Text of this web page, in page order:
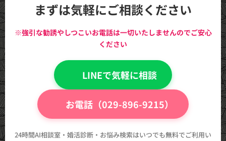
まずは気軽にご相談ください
※強引な勧誘やしつこいお電話は一切いたしませんのでご安心
ください
💬 LINEで気軽に相談
📞 お電話（029-896-9215）
24時間AI相談室・婚活診断・お悩み検索はいつでも無料でご利用い